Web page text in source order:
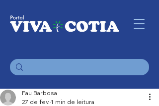
Fau Barbosa
27 de fev. 1 min de leitura